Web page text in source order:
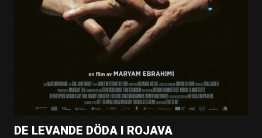
DE LEVANDE DÖDA I ROJAVA